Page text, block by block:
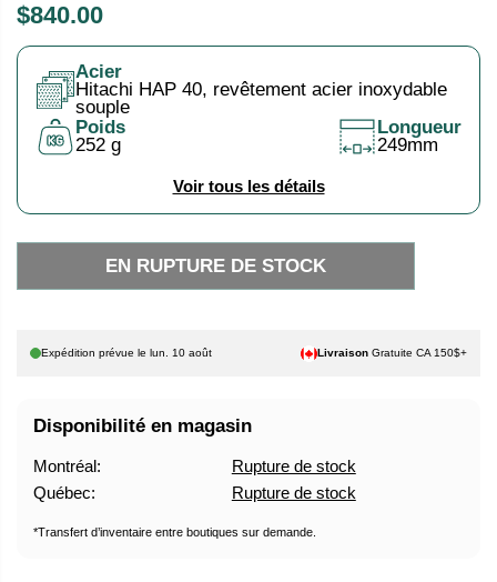
P
R
B
I
U
$840.00
E
N
R
E
E
Acier
Hitachi HAP 40, revêtement acier inoxydable
souple
Poids
252 g
Longueur
249mm
Voir tous les détails
EN RUPTURE DE STOCK
Expédition prévue le lun. 10 août Livraison Gratuite CA 150$+
Disponibilité en magasin
Montréal:
Rupture de stock
Québec:
Rupture de stock
*Transfert d’inventaire entre boutiques sur demande.